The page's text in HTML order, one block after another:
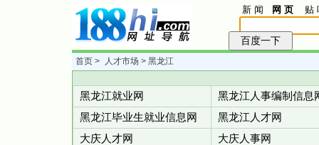
新 闻 网 页 贴
首页 > 人才市场 > 黑龙江
黑龙江就业网
黑龙江人事编制信息
黑龙江毕业生就业信息网
黑龙江人才网
大庆人才网
大庆人事网